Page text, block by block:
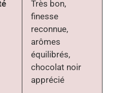
Très bon,
finesse
reconnue,
arômes
équilibrés,
chocolat noir
apprécié